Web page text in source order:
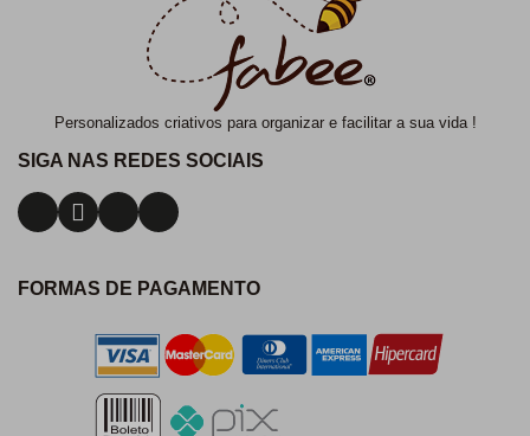
Personalizados criativos para organizar e facilitar a sua vida !
SIGA NAS REDES SOCIAIS
FORMAS DE PAGAMENTO